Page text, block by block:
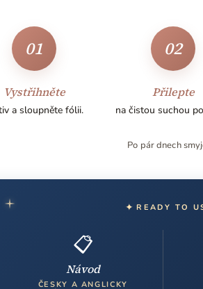
01
Vystřihněte
a sloupněte fólii.
02
Přilepte
na čistou suchou
Po pár dnech
✦ READY TO
📋
Návod
ČESKY A ANGLICKY